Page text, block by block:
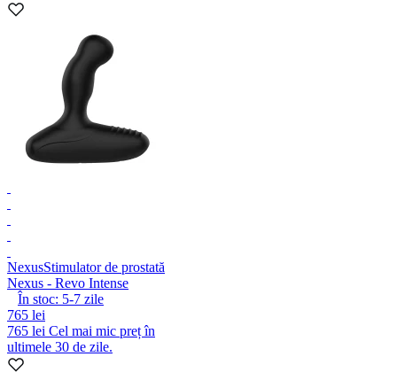
NexusStimulator de prostată
Nexus - Revo Intense
În stoc: 5-7 zile
765 lei
765 lei Cel mai mic preț în
ultimele 30 de zile.